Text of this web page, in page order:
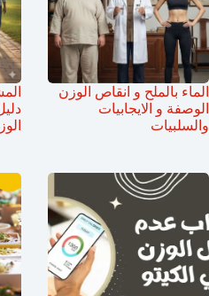
الماء بالملح و انقاص الوزن
الوصفة و الايجابيات
والسلبيات